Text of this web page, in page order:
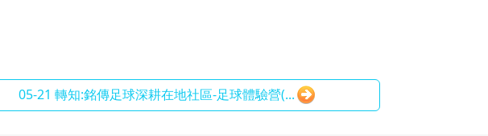
05-21 轉知:銘傳足球深耕在地社區-足球體驗營(...